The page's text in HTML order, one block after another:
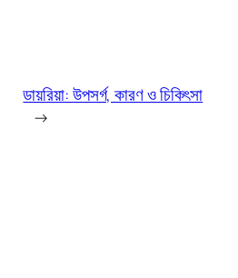
ডায়রিয়া: উপসর্গ, কারণ ও চিকিৎসা
→